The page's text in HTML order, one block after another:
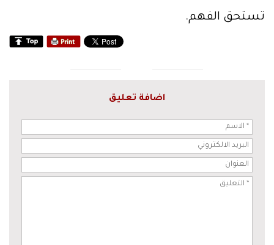
تستحق الفهم.
اضافة تعليق